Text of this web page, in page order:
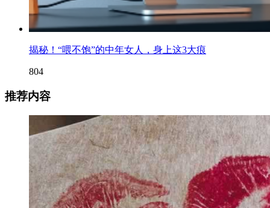
揭秘！“喂不饱”的中年女人，身上这3大痕
804
推荐内容